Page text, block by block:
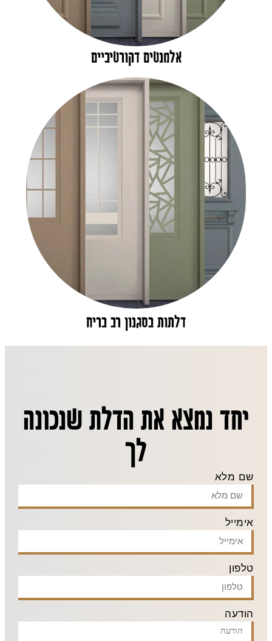
אלמנטים דקורטיביים
דלתות בסגנון רב בריח
יחד נמצא את הדלת שנכונה
לך
שם מלא
אימייל
טלפון
הודעה